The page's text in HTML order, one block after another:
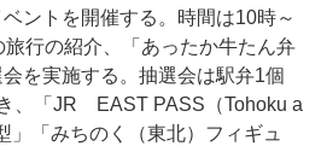
ントを開催する。時間は10時～
行の紹介、「あったか牛たん弁
を実施する。抽選会は駅弁1個
、「JR EAST PASS（Tohoku a
」「みちのく（東北）フィギュ